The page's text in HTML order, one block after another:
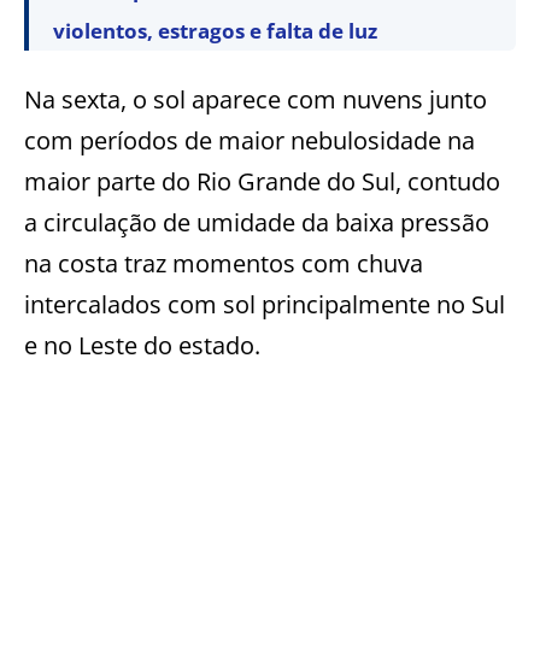
violentos, estragos e falta de luz
Na sexta, o sol aparece com nuvens junto
com períodos de maior nebulosidade na
maior parte do Rio Grande do Sul, contudo
a circulação de umidade da baixa pressão
na costa traz momentos com chuva
intercalados com sol principalmente no Sul
e no Leste do estado.